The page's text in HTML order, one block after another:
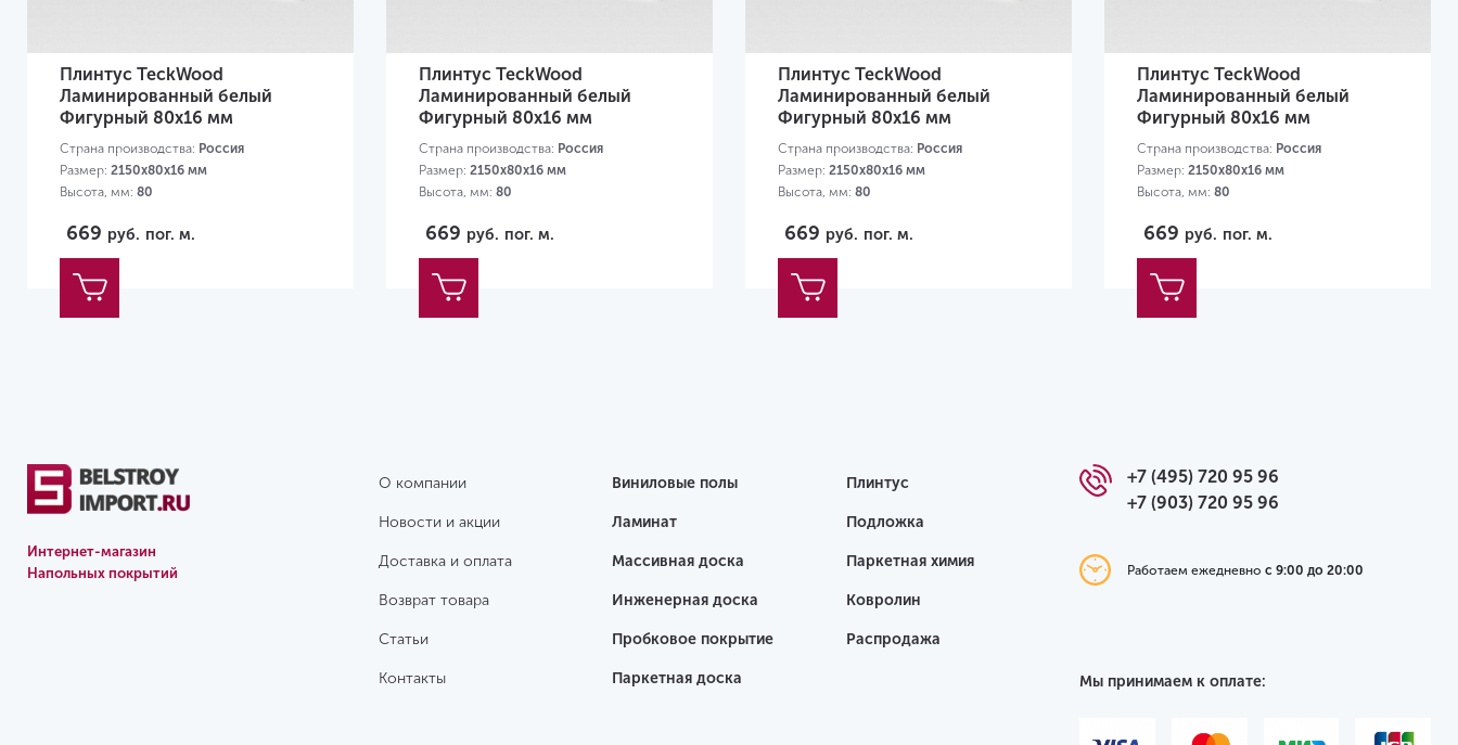
Плинтус TeckWood
Ламинированный белый
Фигурный 80х16 мм
Страна производства: Россия
Размер: 2150х80х16 мм
Высота, мм: 80
669 руб. пог. м.
Плинтус TeckWood
Ламинированный белый
Фигурный 80х16 мм
Страна производства: Россия
Размер: 2150х80х16 мм
Высота, мм: 80
669 руб. пог. м.
Плинтус TeckWood
Ламинированный белый
Фигурный 80х16 мм
Страна производства: Россия
Размер: 2150х80х16 мм
Высота, мм: 80
669 руб. пог. м.
Плинтус TeckWood
Ламинированный белый
Фигурный 80х16 мм
Страна производства: Россия
Размер: 2150х80х16 мм
Высота, мм: 80
669 руб. пог. м.
Интернет-магазин
Напольных покрытий
О компании
Новости и акции
Доставка и оплата
Возврат товара
Статьи
Контакты
Виниловые полы
Ламинат
Массивная доска
Инженерная доска
Пробковое покрытие
Паркетная доска
Плинтус
Подложка
Паркетная химия
Ковролин
Распродажа
+7 (495) 720 95 96
+7 (903) 720 95 96
Работаем ежедневнос 9:00 до 20:00
Мы принимаем к оплате: